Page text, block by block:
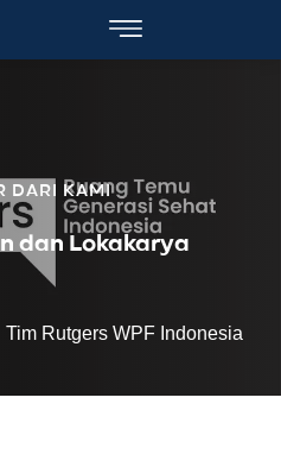
DARI KAMI
dan Lokakarya
Tim Rutgers WPF Indonesia